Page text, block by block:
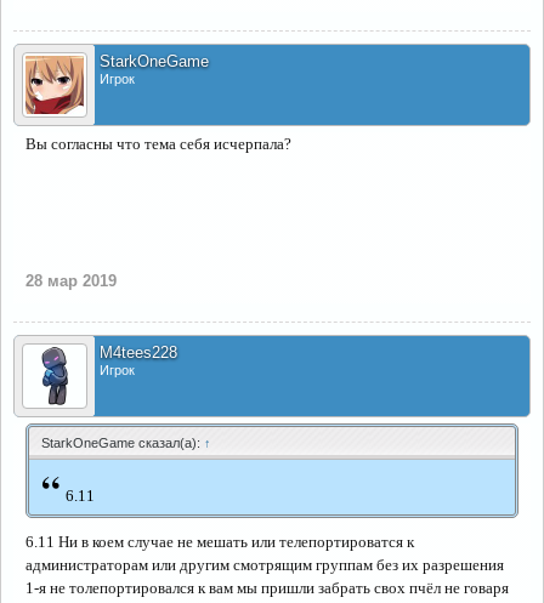
StarkOneGame
Игрок
Вы согласны что тема себя исчерпала?
28 мар 2019
M4tees228
Игрок
StarkOneGame сказал(а): ↑
“ 6.11
6.11 Ни в коем случае не мешать или телепортироватся к
администраторам или другим смотрящим группам без их разрешения
1-я не толепортировался к вам мы пришли забрать свох пчёл не говаря